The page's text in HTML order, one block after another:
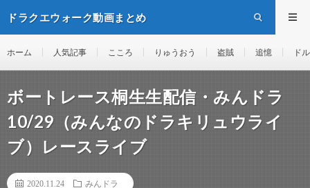
ドラクエウォーク動画まとめ
ホーム 人気記事 こころ りゅうおう 盗賊 追憶 ド
ボートレース桐生生配信・みんドラ
10/29（みんなのドラキリュウライ
ブ）レースライブ
2020.11.24 みんドラ